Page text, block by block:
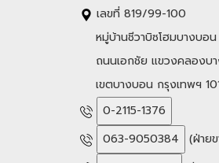
เลขที่ 819/99-100
หมู่บ้านชีวาบิซโฮมบางบอน
ถนนเอกชัย แขวงคลองบ
เขตบางบอน กรุงเทพฯ
0-2115-1376
063-9050384
(ฝ่าย